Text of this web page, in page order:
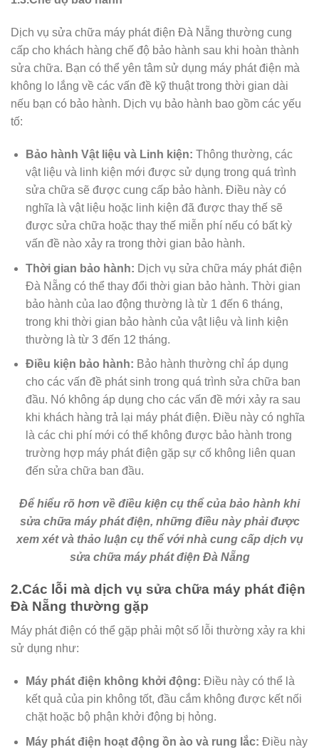
Dịch vụ sửa chữa máy phát điện Đà Nẵng thường cung
cấp cho khách hàng chế độ bảo hành sau khi hoàn thành
sửa chữa. Bạn có thể yên tâm sử dụng máy phát điện mà
không lo lắng về các vấn đề kỹ thuật trong thời gian dài
nếu bạn có bảo hành. Dịch vụ bảo hành bao gồm các yếu
tố:
Bảo hành Vật liệu và Linh kiện: Thông thường, các
vật liệu và linh kiện mới được sử dụng trong quá trình
sửa chữa sẽ được cung cấp bảo hành. Điều này có
nghĩa là vật liệu hoặc linh kiện đã được thay thế sẽ
được sửa chữa hoặc thay thế miễn phí nếu có bất kỳ
vấn đề nào xảy ra trong thời gian bảo hành.
Thời gian bảo hành: Dịch vụ sửa chữa máy phát điện
Đà Nẵng có thể thay đổi thời gian bảo hành. Thời gian
bảo hành của lao động thường là từ 1 đến 6 tháng,
trong khi thời gian bảo hành của vật liệu và linh kiện
thường là từ 3 đến 12 tháng.
Điều kiện bảo hành: Bảo hành thường chỉ áp dụng
cho các vấn đề phát sinh trong quá trình sửa chữa ban
đầu. Nó không áp dụng cho các vấn đề mới xảy ra sau
khi khách hàng trả lại máy phát điện. Điều này có nghĩa
là các chi phí mới có thể không được bảo hành trong
trường hợp máy phát điện gặp sự cố không liên quan
đến sửa chữa ban đầu.
Để hiểu rõ hơn về điều kiện cụ thể của bảo hành khi
sửa chữa máy phát điện, những điều này phải được
xem xét và thảo luận cụ thể với nhà cung cấp dịch vụ
sửa chữa máy phát điện Đà Nẵng
2.Các lỗi mà dịch vụ sửa chữa máy phát điện
Đà Nẵng thường gặp
Máy phát điện có thể gặp phải một số lỗi thường xảy ra khi
sử dụng như:
Máy phát điện không khởi động: Điều này có thể là
kết quả của pin không tốt, đầu cắm không được kết nối
chặt hoặc bộ phận khởi động bị hỏng.
Máy phát điện hoạt động ồn ào và rung lắc: Điều này